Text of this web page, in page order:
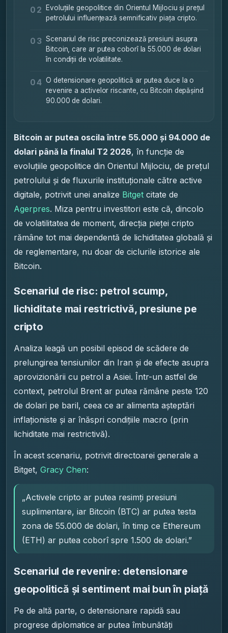
02 Evoluțiile geopolitice din Orientul Mijlociu și prețul
petrolului influențează semnificativ piața cripto.
03 Scenariul de risc preconizează presiuni asupra
Bitcoin, care ar putea coborî la 55.000 de dolari
în condiții de volatilitate.
04 O detensionare geopolitică ar putea duce la o
revenire a activelor riscante, cu Bitcoin depășind
90.000 de dolari.
Bitcoin ar putea oscila între 55.000 și 94.000 de
dolari până la finalul T2 2026, în funcție de
evoluțiile geopolitice din Orientul Mijlociu, de prețul
petrolului și de fluxurile instituționale către active
digitale, potrivit unei analize Bitget citate de
Agerpres. Miza pentru investitori este că, dincolo
de volatilitatea de moment, direcția pieței cripto
rămâne tot mai dependentă de lichiditatea globală și
de reglementare, nu doar de ciclurile istorice ale
Bitcoin.
Scenariul de risc: petrol scump,
lichiditate mai restrictivă, presiune pe
cripto
Analiza leagă un posibil episod de scădere de
prelungirea tensiunilor din Iran și de efecte asupra
aprovizionării cu petrol a Asiei. Într-un astfel de
context, petrolul Brent ar putea rămâne peste 120
de dolari pe baril, ceea ce ar alimenta așteptări
inflaționiste și ar înăspri condițiile macro (prin
lichiditate mai restrictivă).
În acest scenariu, potrivit directoarei generale a
Bitget, Gracy Chen:
„Activele cripto ar putea resimți presiuni
suplimentare, iar Bitcoin (BTC) ar putea testa
zona de 55.000 de dolari, în timp ce Ethereum
(ETH) ar putea coborî spre 1.500 de dolari.”
Scenariul de revenire: detensionare
geopolitică și sentiment mai bun în piață
Pe de altă parte, o detensionare rapidă sau
progrese diplomatice ar putea îmbunătăți